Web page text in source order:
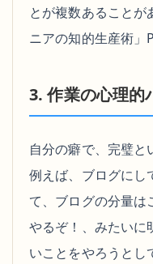
とが複数あること
ニアの知的生産術」
3. 作業の心理的
自分の癖で、完璧と
例えば、ブログにし
て、ブログの分量は
やるぞ！、みたいに
いことをやろうとし